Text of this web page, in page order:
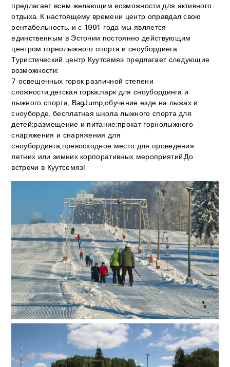
предлагает всем желающим возможности для активного
отдыха. К настоящему времени центр оправдал свою
рентабельность, и с 1991 года мы является
единственным в Эстонии постоянно действующим
центром горнолыжного спорта и сноубординга.
Туристический центр Куутсемяэ предлагает следующие
возможности:
7 освещенных горок различной степени
сложности;детская горка;парк для сноубординга и
лыжного спорта, BagJump;обучение езде на лыжах и
сноуборде, бесплатная школа лыжного спорта для
детей;размещение и питание;прокат горнолыжного
снаряжения и снаряжения для
сноубординга;превосходное место для проведения
летних или зимних корпоративных мероприятий.До
встречи в Куутсемяэ!